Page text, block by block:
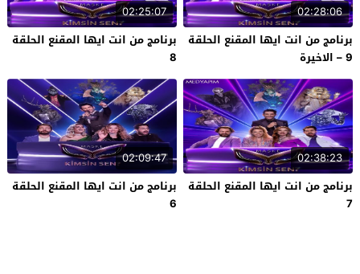
02:28:06
برنامج من انت ايها المقنع الحلقة
9 – الاخيرة
02:25:07
برنامج من انت ايها المقنع الحلقة
8
02:38:23
برنامج من انت ايها المقنع الحلقة
7
02:09:47
برنامج من انت ايها المقنع الحلقة
6